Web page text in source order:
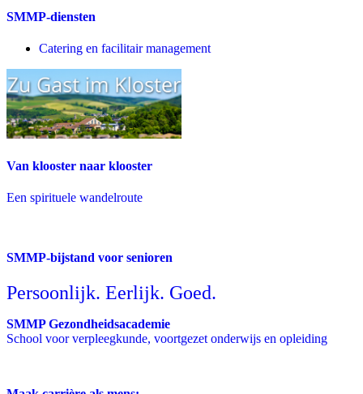
SMMP-diensten
Catering en facilitair management
Van klooster naar klooster
Een spirituele wandelroute
SMMP-bijstand voor senioren
Persoonlijk. Eerlijk. Goed.
SMMP Gezondheidsacademie
School voor verpleegkunde, voortgezet onderwijs en opleiding